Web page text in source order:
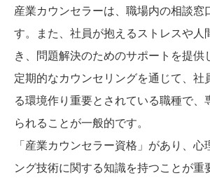
産業カウンセラーは、職場内の相談窓
す。また、社員が抱えるストレスや人
き、問題解決のためのサポートを提供
定期的なカウンセリングを通じて、社
る環境作り重要とされている職種で、
られることが一般的です。
「産業カウンセラー資格」があり、心
ング技術に関する知識を持つことが重